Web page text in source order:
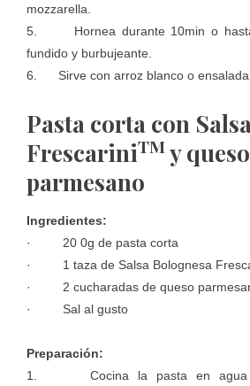
mozzarella.
5. Hornea durante 10min o
fundido y burbujeante.
6. Sirve con arroz blanco o
Pasta corta con
FrescariniTMy queso
parmesano
Ingredientes:
· 20 0g de pasta corta
· 1 taza de Salsa Bolognesa
· 2 cucharadas de queso
· Sal al gusto
Preparación:
1. Cocina la pasta en agua